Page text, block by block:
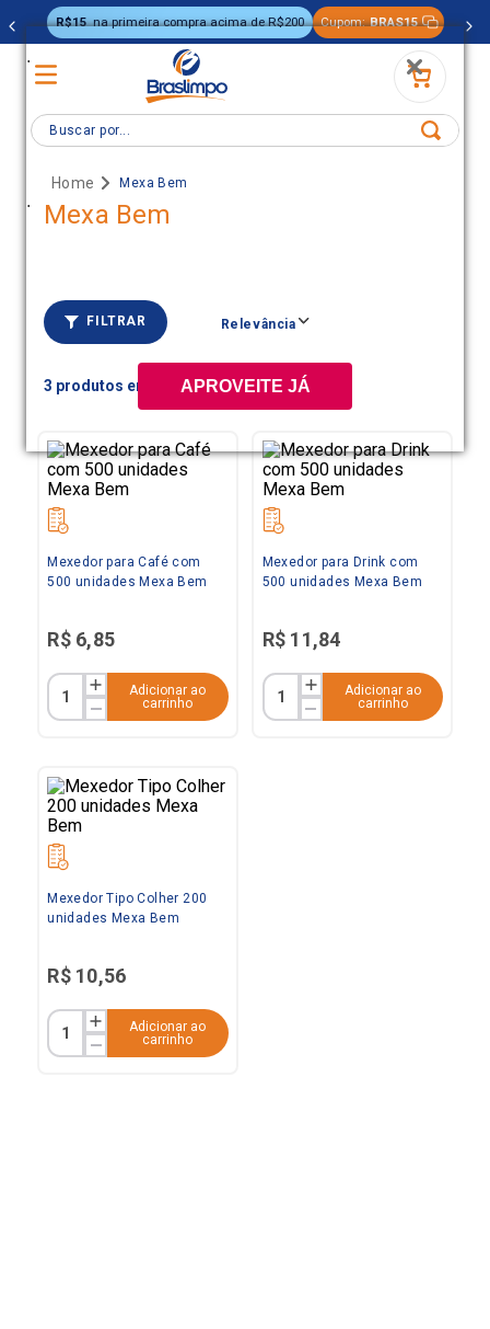
.
.
APROVEITE JÁ
R$15 na primeira compra acima de R$200 Cupom: BRAS15
Buscar por...
Mexa Bem
Mexa Bem
FILTRAR Relevância
3
Mexedor para Café com
500 unidades Mexa Bem
R$ 6,85
Adicionar ao
carrinho
Mexedor para Drink com
500 unidades Mexa Bem
R$ 11,84
Adicionar ao
carrinho
Mexedor Tipo Colher 200
unidades Mexa Bem
R$ 10,56
Adicionar ao
carrinho